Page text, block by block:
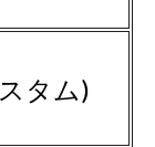
タム)